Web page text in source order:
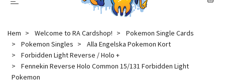
Hem Welcome to RA Cardshop!
Pokemon Single Cards
Pokemon Singles
Alla Engelska Pokemon Kort
Forbidden Light Reverse / Holo +
Fennekin Reverse Holo Common 15/131 Forbidden Light
Pokemon